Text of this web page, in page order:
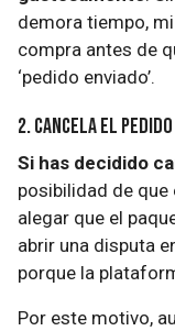
demora tiempo,
compra antes de
‘pedido enviado’.
2. Cancela el
Si has decidido
posibilidad de que
alegar que el
abrir una disputa
porque la
Por este motivo,